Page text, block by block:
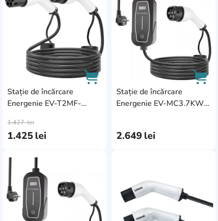
Stație de încărcare
Energenie EV-T2MF-
1.425lei
1.427lei
AddCardToCart
Stație de încărcare
Energenie EV-MC3.7KW-
2.649 lei